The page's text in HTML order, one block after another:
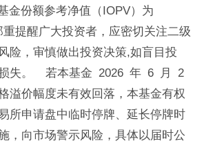
金份额参考净值（IOPV）为
提醒广大投资者，应密切关注二级
险，审慎做出投资决策,如盲目投
损失。 若本基金 2026 年 6 月 2
溢价幅度未有效回落，本基金有权
所申请盘中临时停牌、延长停牌时
，向市场警示风险，具体以届时公